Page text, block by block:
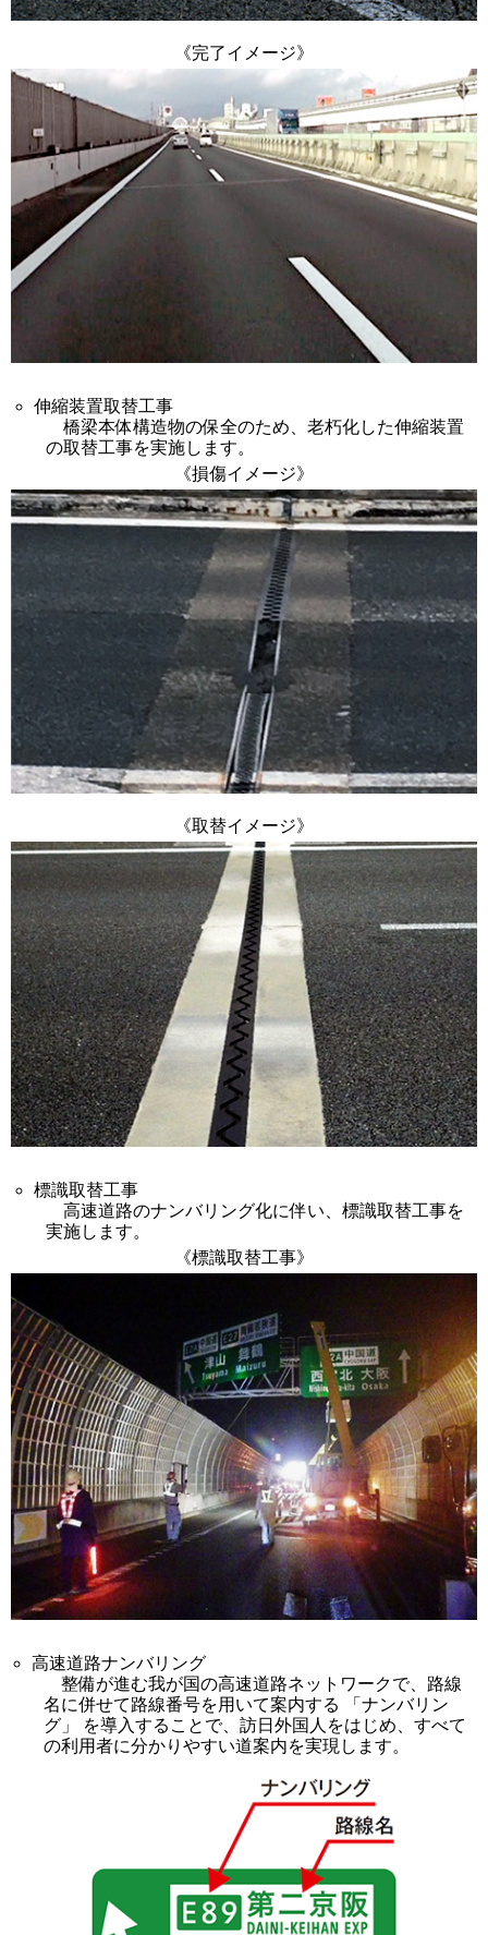
《完了イメージ》
伸縮装置取替工事
橋梁本体構造物の保全のため、老朽化した伸縮装置
の取替工事を実施します。
《損傷イメージ》
《取替イメージ》
標識取替工事
高速道路のナンバリング化に伴い、標識取替工事を
実施します。
《標識取替工事》
高速道路ナンバリング
整備が進む我が国の高速道路ネットワークで、路線
名に併せて路線番号を用いて案内する 「ナンバリン
グ」 を導入することで、訪日外国人をはじめ、すべて
の利用者に分かりやすい道案内を実現します。